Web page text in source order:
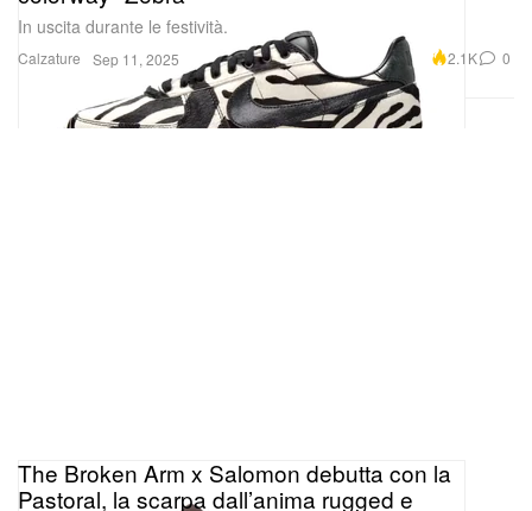
Calzature
In uscita durante le festività.
Sep 11, 2025 2.1K 0
The Broken Arm x Salomon debutta con la
Pastoral, la scarpa dall’anima rugged e